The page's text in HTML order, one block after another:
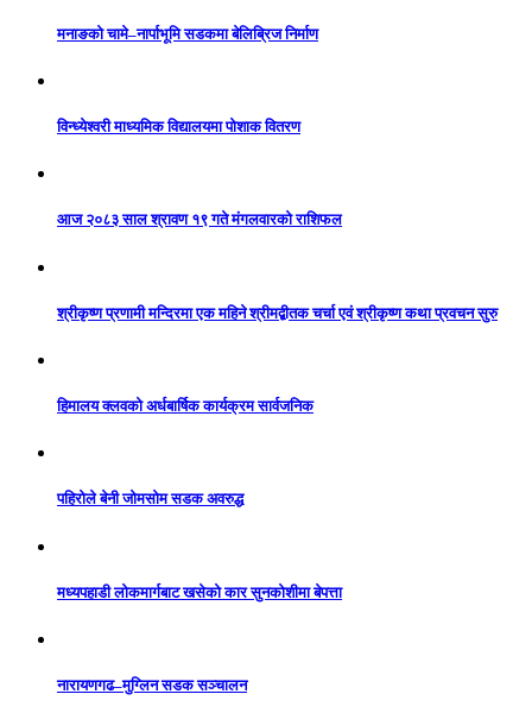
मनाङको चामे–नार्पाभूमि सडकमा बेलिब्रिज निर्माण
विन्ध्येश्वरी माध्यमिक विद्यालयमा पोशाक वितरण
आज २०८३ साल श्रावण १९ गते मंगलवारको राशिफल
श्रीकृष्ण प्रणामी मन्दिरमा एक महिने श्रीमद्बीतक चर्चा एवं श्रीकृष्ण कथा प्रवचन सुरु
हिमालय क्लवको अर्धबार्षिक कार्यक्रम सार्वजनिक
पहिरोले बेनी जोमसोम सडक अवरुद्ध
मध्यपहाडी लोकमार्गबाट खसेको कार सुनकोशीमा बेपत्ता
नारायणगढ–मुग्लिन सडक सञ्चालन